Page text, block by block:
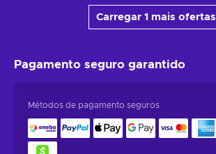
Carregar 1 mais ofertas
Pagamento seguro garantido
Métodos de pagamento seguros